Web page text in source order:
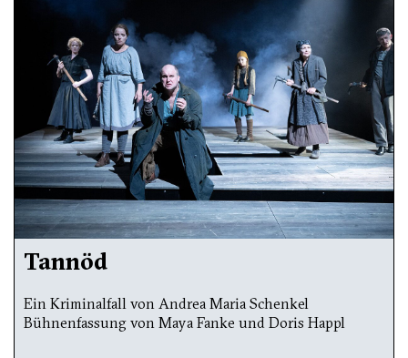
Tannöd
Ein Kriminalfall von Andrea Maria Schenkel
Bühnenfassung von Maya Fanke und Doris Happl